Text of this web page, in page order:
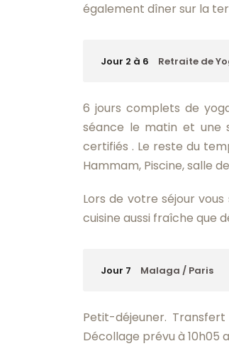
également dîner sur la
Jour 2 à 6 Retraite de
6 jours complets de
séance le matin et une
certifiés . Le reste du
Hammam, Piscine, salle
Lors de votre séjour
cuisine aussi fraîche que
Jour 7 Malaga / Paris
Petit-déjeuner.
Décollage prévu à 10h05